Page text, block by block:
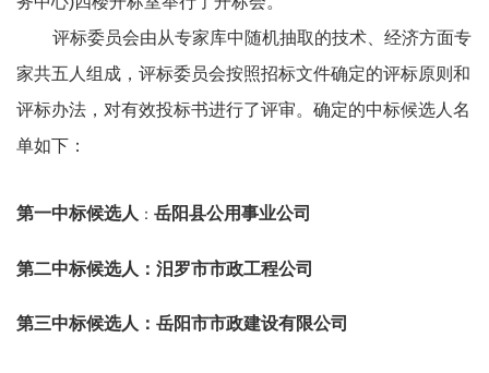
评标委员会由从专家库中随机抽取的技术、经济方面专
家共五 人组成，评标委员会按照招标文件确定的评标原则和
评标办法，对有效投标书进行了评审。 确定的中标候选人 名
单如下：
第一中标候选人 ： 岳阳县公用事业公司
第二中标候选人： 汨罗市市政工程公司
第三中标候选人： 岳阳市市政建设有限公司